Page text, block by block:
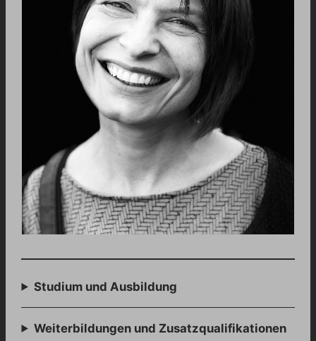
Studium und Ausbildung
Weiterbildungen und Zusatzqualifikationen